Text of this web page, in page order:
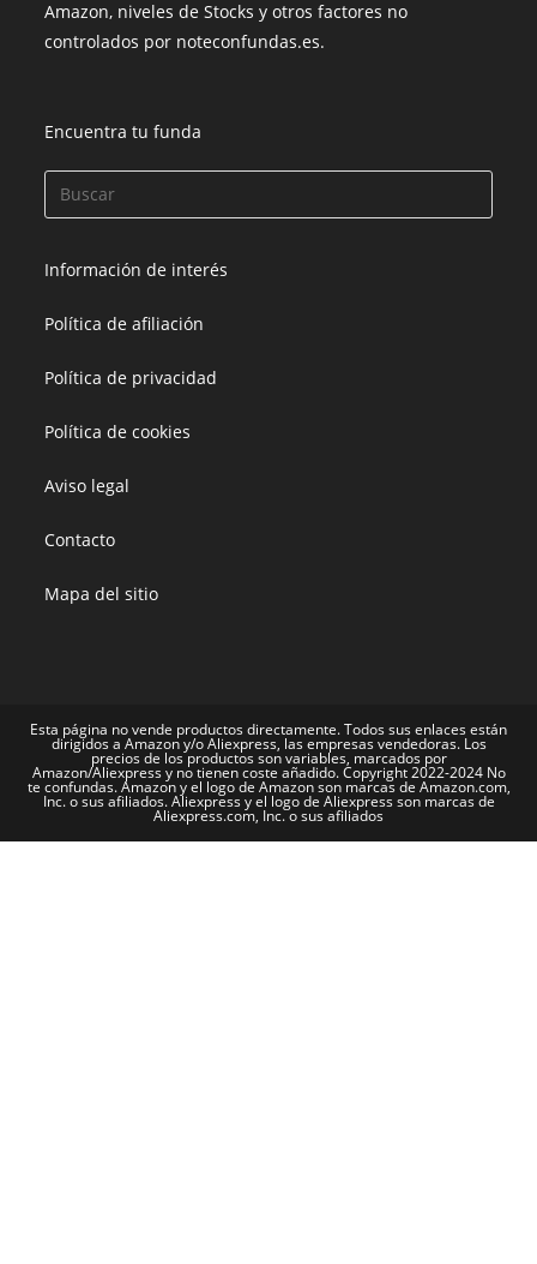
Amazon, niveles de Stocks y otros factores no
controlados por noteconfundas.es.
Encuentra tu funda
Información de interés
Política de afiliación
Política de privacidad
Política de cookies
Aviso legal
Contacto
Mapa del sitio
Esta página no vende productos directamente. Todos sus enlaces están
dirigidos a Amazon y/o Aliexpress, las empresas vendedoras. Los
precios de los productos son variables, marcados por
Amazon/Aliexpress y no tienen coste añadido. Copyright 2022-2024 No
te confundas. Amazon y el logo de Amazon son marcas de Amazon.com,
Inc. o sus afiliados. Aliexpress y el logo de Aliexpress son marcas de
Aliexpress.com, Inc. o sus afiliados